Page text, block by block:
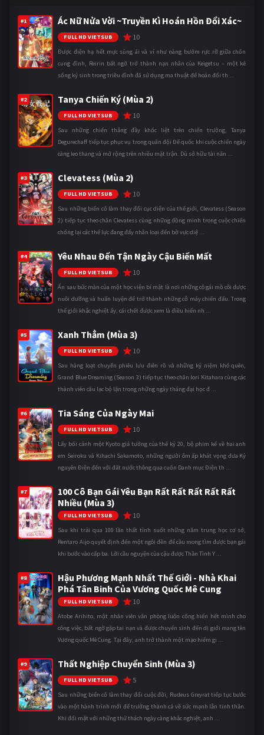
#1 Ác Nữ Nửa Vời ~Truyền Kì Hoán Hồn Đổi Xác~
FULL HD VIETSUB 10
Được điện hạ hết mực sủng ái và ví như nàng bướm rực rỡ giữa chốn
cung đình, Reirin bất ngờ trở thành nạn nhân của Keigetsu – một kẻ
sống ký sinh trong triều đình đã sử dụng ma thuật để hoán đổi th ...
#2 Tanya Chiến Ký (Mùa 2)
FULL HD VIETSUB 10
Sau những chiến thắng đầy khốc liệt trên chiến trường, Tanya
Degurechaff tiếp tục phục vụ trong quân đội Đế quốc khi cuộc chiến ngày
càng leo thang và mở rộng trên nhiều mặt trận. Dù sở hữu tài năn ...
#3 Clevatess (Mùa 2)
FULL HD VIETSUB 10
Sau những biến cố làm thay đổi cục diện của thế giới, Clevatess (Season
2) tiếp tục theo chân Clevatess cùng những đồng minh trong cuộc chiến
chống lại các thế lực đang đẩy nhân loại đến bờ vực diệ ...
#4 Yêu Nhau Đến Tận Ngày Cậu Biến Mất
FULL HD VIETSUB 10
Ẩn sau bức màn của một học viện bí mật là nơi những cô gái mồ côi được
nuôi dưỡng và huấn luyện để trở thành những cỗ máy chiến đấu. Trong
thế giới khắc nghiệt ấy, cái chết được xem là điều hiển nh ...
#5 Xanh Thẳm (Mùa 3)
FULL HD VIETSUB 10
Sau hàng loạt chuyến phiêu lưu điên rồ và những kỷ niệm khó quên,
Grand Blue Dreaming (Season 3) tiếp tục theo chân Iori Kitahara cùng các
thành viên câu lạc bộ lặn trong những ngày tháng đại học đ ...
#6 Tia Sáng Của Ngày Mai
FULL HD VIETSUB 10
Lấy bối cảnh một Kyoto giả tưởng của thế kỷ 20, bộ phim kể về hai anh
em Seiroku và Kihachi Sakamoto, những người ôm ấp khát vọng đưa Kỷ
nguyên Điện đến với đất nước thông qua cuốn Danh mục Điện th ...
#7
100 Cô Bạn Gái Yêu Bạn Rất Rất Rất Rất Rất
Nhiều (Mùa 3)
FULL HD VIETSUB 10
Sau khi trải qua 100 lần thất tình suốt những năm trung học cơ sở,
Rentaro Aijo quyết định đến một ngôi đền để cầu mong tìm được bạn gái
khi bước vào cấp ba. Lời cầu nguyện của cậu được Thần Tình Y ...
#8
Hậu Phương Mạnh Nhất Thế Giới - Nhà Khai
Phá Tân Binh Của Vương Quốc Mê Cung
FULL HD VIETSUB 10
Atobe Arihito, một nhân viên văn phòng luôn cống hiến hết mình cho
công việc, bất ngờ gặp tai nạn và được chuyển sinh đến dị giới mang tên
Vương quốc Mê Cung. Tại đây, anh trở thành một mạo hiểm gi ...
#9 Thất Nghiệp Chuyển Sinh (Mùa 3)
FULL HD VIETSUB 5
Sau những biến cố làm thay đổi cuộc đời, Rudeus Greyrat tiếp tục bước
vào một hành trình mới để trưởng thành cả về sức mạnh lẫn tinh thần.
Khi đối mặt với những thử thách ngày càng khắc nghiệt, anh ...